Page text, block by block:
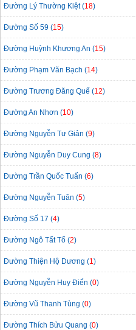
Đường Lý Thường Kiệt (18)
Đường Số 59 (15)
Đường Huỳnh Khương An (15)
Đường Phạm Văn Bạch (14)
Đường Trương Đăng Quế (12)
Đường An Nhơn (10)
Đường Nguyễn Tư Giản (9)
Đường Nguyễn Duy Cung (8)
Đường Trần Quốc Tuấn (6)
Đường Nguyễn Tuân (5)
Đường Số 17 (4)
Đường Ngô Tất Tố (2)
Đường Thiện Hộ Dương (1)
Đường Nguyễn Huy Điển (0)
Đường Vũ Thanh Tùng (0)
Đường Thích Bửu Quang (0)